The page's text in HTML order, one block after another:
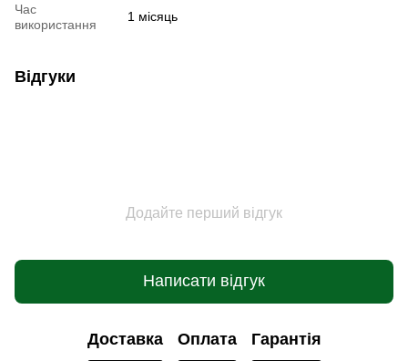
Час
використання
1 місяць
Відгуки
Додайте перший відгук
Написати відгук
Доставка Оплата Гарантія